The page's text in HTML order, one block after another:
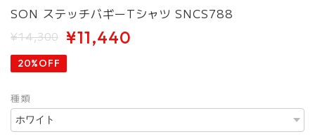
SON ステッチバギーTシャツ SNCS788
¥14,300 ¥11,440
20%OFF
種類